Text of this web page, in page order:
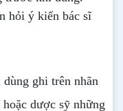
hỏi ý kiến bác sĩ
ghi trên nhãn
dược sỹ những